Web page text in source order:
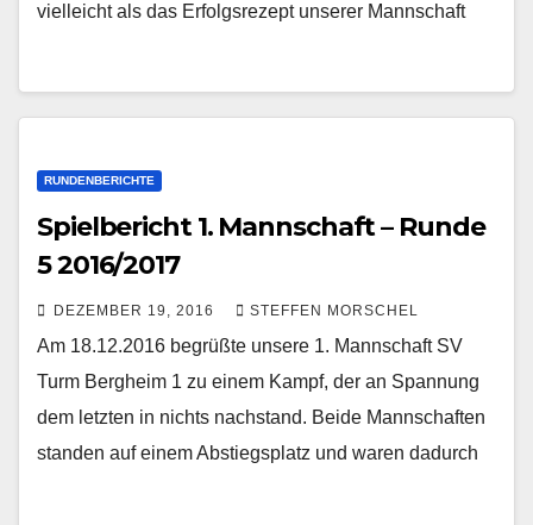
vielleicht als das Erfolgsrezept unserer Mannschaft
RUNDENBERICHTE
Spielbericht 1. Mannschaft – Runde
5 2016/2017
DEZEMBER 19, 2016 STEFFEN MORSCHEL
Am 18.12.2016 begrüßte unsere 1. Mannschaft SV
Turm Bergheim 1 zu einem Kampf, der an Spannung
dem letzten in nichts nachstand. Beide Mannschaften
standen auf einem Abstiegsplatz und waren dadurch